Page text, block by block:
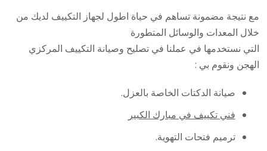
سعرمع نتيجة مضمونة تساهم في حياة اطول لجهاز التكييف لديك من
خلال المعدات والوسائل المتطورة
التي نستخدمها في عملنا في تصليح وصيانة التكييف المركزي
الهجن ونقوم بي :
صيانة الدكتات الخاصة بالعزل.
فني تكييف في مبارك الكبير
ترميم فتحات التهوية.